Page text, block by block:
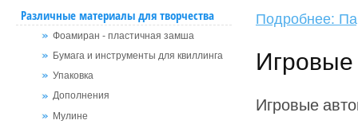
Различные материалы для творчества
Фоамиран - пластичная замша
Бумага и инструменты для квиллинга
Упаковка
Дополнения
Мулине
Подробнее:
Игровые